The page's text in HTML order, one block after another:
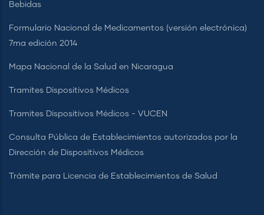
Bebidas
Formulario Nacional de Medicamentos (versión electrónica)
7ma edición 2014
Mapa Nacional de la Salud en Nicaragua
Tramites Dispositivos Médicos
Tramites Dispositivos Médicos - VUCEN
Consulta Pública de Establecimientos autorizados por la
Dirección de Dispositivos Médicos
Trámite para Licencia de Establecimientos de Salud